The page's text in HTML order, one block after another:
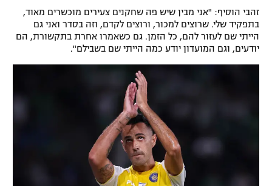
תקנון פעילות ספורט 1
רשיון להקרנה פומבית לבית עסק
הצטרפות לחבילת הערוצים
זהבי הוסיף: "אני מבין שיש פה שחקנים צעירים מוכשרים מאוד,
בתפקיד שלי. שרוצים למכור, ורוצים לקדם, וזה בסדר ואני גם
הייתי שם לעזור להם, כל הזמן. גם כשאמרו אחרת בתקשורת, הם
יודעים, וגם המועדון יודע כמה הייתי שם בשבילם".